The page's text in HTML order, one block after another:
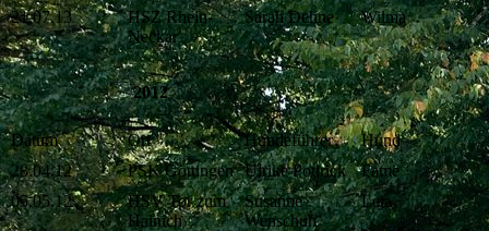
21.07.13
HSZ Rhein-
Neckar
Sarah Dehne Wilma
2012
Datum Ort Hundeführer
Hund
28.04.12
PSK Göttingen Ulrike Pottrick
Fame
05.05.12
HSV Tor zum
Hainich
Susanne
Wenschuh
Leja